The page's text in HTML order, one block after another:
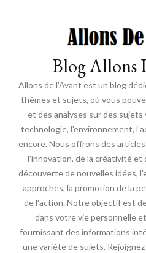
Blog Allons
Allons de l'Avant est un blog
thèmes et sujets, où vous
et des analyses sur des sujets
technologie, l'environnement,
encore. Nous offrons des
l'innovation, de la créativité et
découverte de nouvelles idées,
approches, la promotion de la
de l'action. Notre objectif est
dans votre vie personnelle
fournissant des informations
une variété de sujets.